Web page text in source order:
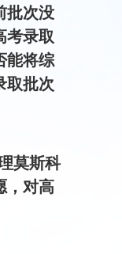
批次没
考录取
能将综
取批次
普通高考录
考虑综合
莫斯科
，对高